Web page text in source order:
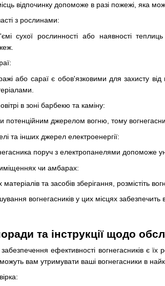
відпочинку допоможе в разі пожежі, яка
з рослинами:
сухої рослинності або наявності
або сараї є обов'язковими для захисту
в зоні барбекю та каміну:
потенційним джерелом вогню, тому
та інших джерел електроенергії:
поруч з електропанелями допоможе
чи амбарах:
та засобів зберігання, розмістіть
вогнегасників у цих місцях
та інструкції щодо
ефективності вогнегасників є
вам утримувати ваші вогнегасники в